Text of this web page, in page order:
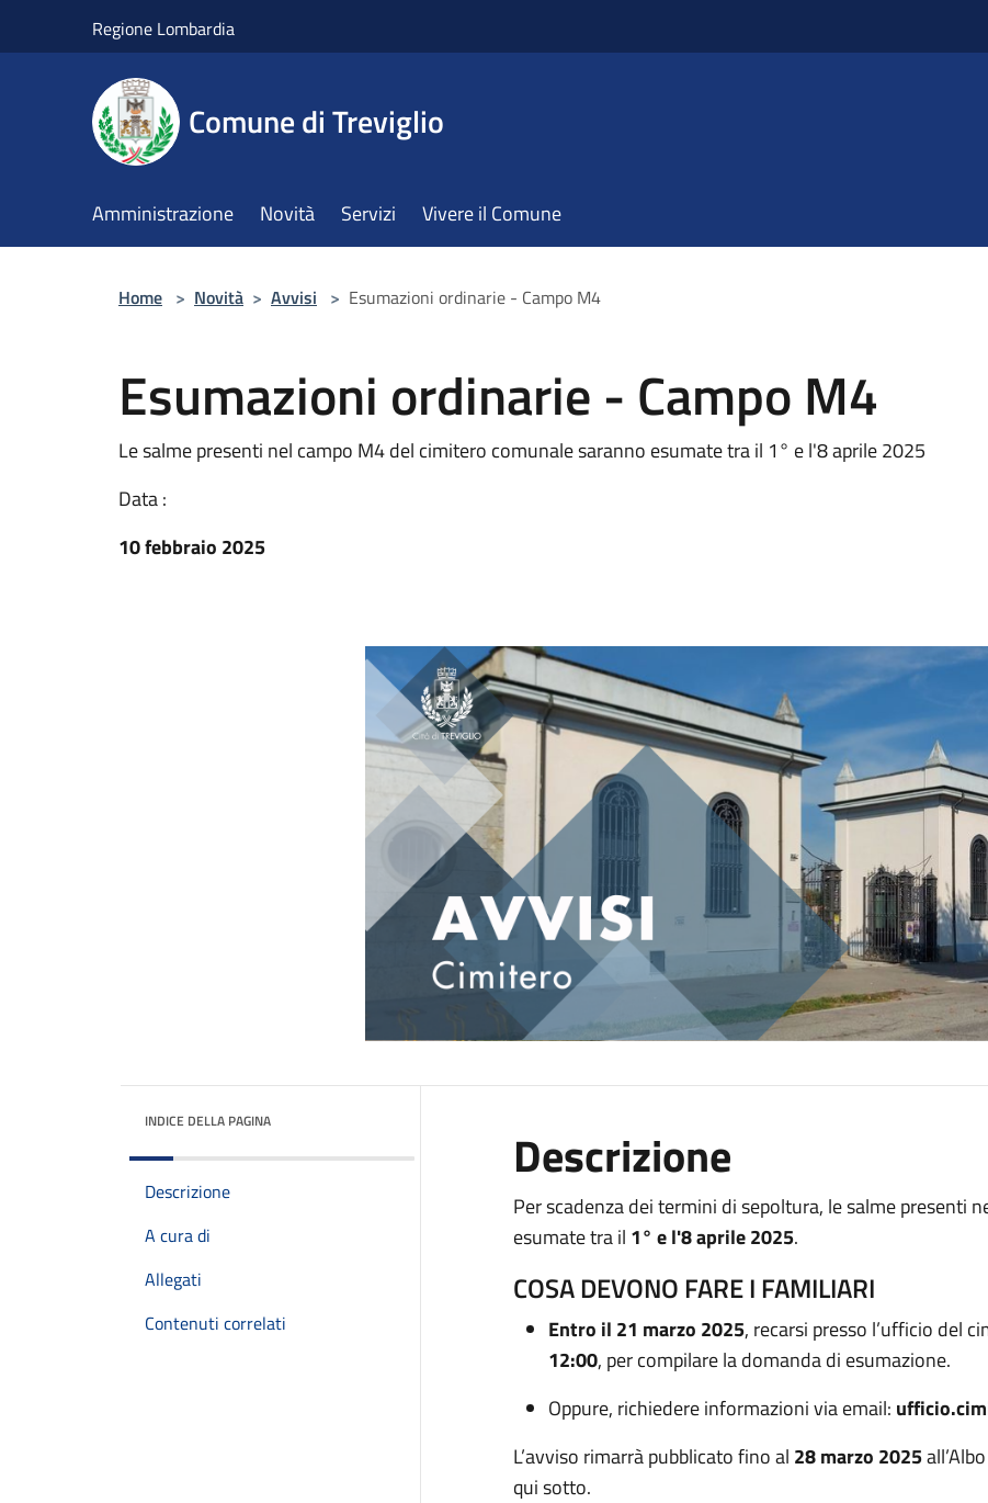
Regione Lombardia
Comune di Treviglio
Amministrazione Novità Servizi Vivere il Comune
Home > Novità > Avvisi > Esumazioni ordinarie - Campo M4
Esumazioni ordinarie - Campo M4
Le salme presenti nel campo M4 del cimitero comunale saranno esumate tra il 1° e l'8 aprile 2025
Data :
10 febbraio 2025
INDICE DELLA PAGINA
Descrizione
A cura di
Allegati
Contenuti correlati
Descrizione
Per scadenza dei termini di sepoltura, le salme presenti
esumate tra il 1° e l'8 aprile 2025.
COSA DEVONO FARE I FAMILIARI
Entro il 21 marzo 2025, recarsi presso l’ufficio del
12:00, per compilare la domanda di esumazione.
Oppure, richiedere informazioni via email:
L’avviso rimarrà pubblicato fino al 28 marzo 2025
qui sotto.